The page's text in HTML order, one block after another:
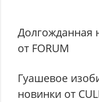
Долгожданная
от FORUM
Гуашевое
новинки от